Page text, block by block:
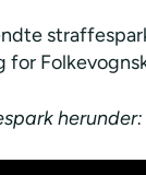
for
herunder: